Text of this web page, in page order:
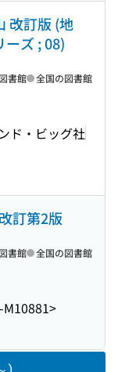
改訂版 (地
ズ ; 08)
ド・ビッグ社
書館 全国の図書館
訂第2版
M10881>
書館 全国の図書館